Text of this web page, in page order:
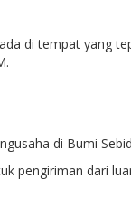
di tempat yang
di Bumi
pengiriman dari